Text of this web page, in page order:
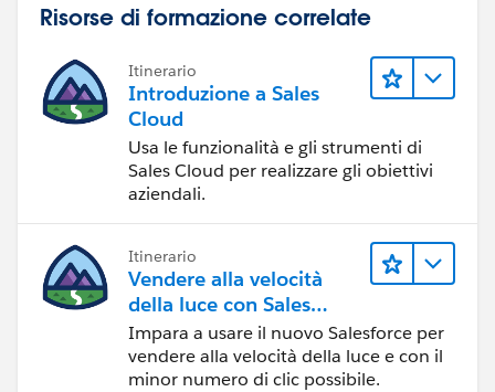
Risorse di formazione correlate
Itinerario
Introduzione a Sales
Cloud
Usa le funzionalità e gli strumenti di
Sales Cloud per realizzare gli obiettivi
aziendali.
Itinerario
Vendere alla velocità
della luce con Sales
Cloud
Impara a usare il nuovo Salesforce per
vendere alla velocità della luce e con il
minor numero di clic possibile.